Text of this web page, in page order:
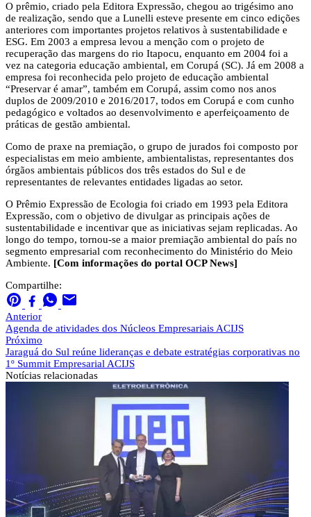
O prêmio, criado pela Editora Expressão, chegou ao trigésimo ano
de realização, sendo que a Lunelli esteve presente em cinco edições
anteriores com importantes projetos relativos à sustentabilidade e
ESG. Em 2003 a empresa levou a menção com o projeto de
recuperação das margens do rio Itapocu, enquanto em 2004 foi a
vez na categoria educação ambiental, em Corupá (SC). Já em 2008 a
empresa foi reconhecida pelo projeto de educação ambiental
“Preservar é amar”, também em Corupá, assim como nos anos
duplos de 2009/2010 e 2016/2017, todos em Corupá e com cunho
pedagógico e voltados ao desenvolvimento e aperfeiçoamento de
práticas de gestão ambiental.
Como de praxe na premiação, o grupo de jurados foi composto por
especialistas em meio ambiente, ambientalistas, representantes dos
órgãos ambientais públicos dos três estados do Sul e de
representantes de relevantes entidades ligadas ao setor.
O Prêmio Expressão de Ecologia foi criado em 1993 pela Editora
Expressão, com o objetivo de divulgar as principais ações de
sustentabilidade e incentivar que as iniciativas sejam replicadas. Ao
longo do tempo, tornou-se a maior premiação ambiental do país no
segmento empresarial com reconhecimento do Ministério do Meio
Ambiente. [Com informações do portal OCP News]
Compartilhe:
Anterior
Agenda de atividades dos Núcleos Empresariais ACIJS
Próximo
Jaraguá do Sul reúne lideranças e debate estratégias corporativas no
1º Summit Empresarial ACIJS
Notícias relacionadas